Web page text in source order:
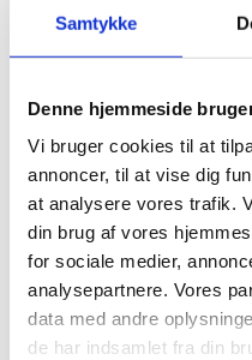
Samtykke
Denne hjemmeside
Vi bruger cookies til at
annoncer, til at vise dig
at analysere vores trafik.
din brug af vores
for sociale medier,
analysepartnere. Vores
data med andre
de har indsamlet fra din
Få et gratis tilbud
30 31 32 03
FORRIGE
Nyttig viden